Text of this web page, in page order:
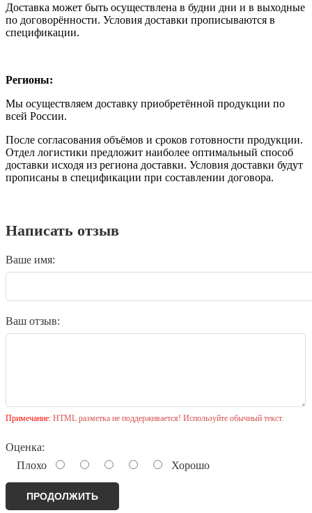
Доставка может быть осуществлена в будни дни и в выходные
по договорённости. Условия доставки прописываются в
спецификации.
Регионы:
Мы осуществляем доставку приобретённой продукции по
всей России.
После согласования объёмов и сроков готовности продукции.
Отдел логистики предложит наиболее оптимальный способ
доставки исходя из региона доставки. Условия доставки будут
прописаны в спецификации при составлении договора.
Написать отзыв
Ваше имя:
Ваш отзыв:
Примечание: HTML разметка не поддерживается! Используйте обычный текст.
Оценка:
Плохо
Хорошо
ПРОДОЛЖИТЬ